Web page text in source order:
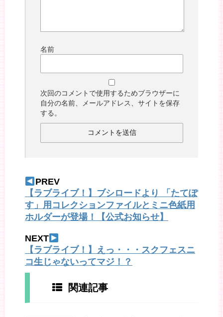
名前
次回のコメントで使用するためブラウザーに
自分の名前、メールアドレス、サイトを保存
する。
PREV
【ラブライブ！】ブシロードより 「たてぽ
す」用コレクションファイルとミニ色紙用
ホルダーが登場！【公式お知らせ】
NEXT
【ラブライブ！】えっ・・・スクフェスニ
コ生じゃないってマジ！？
関連記事